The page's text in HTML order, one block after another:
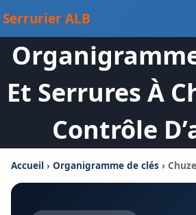
au
contenu
Serrurier ALB
Et Serrures À
Contrôle
Accueil › Organigramme de clés ›